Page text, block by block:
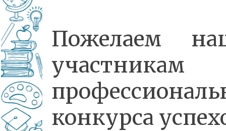
Пожелаем
участникам
конкурса